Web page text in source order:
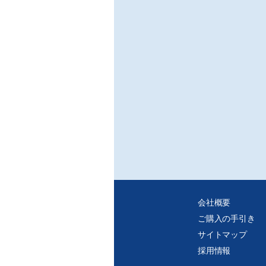
会社概要
ご購入の手引き
サイトマップ
採用情報